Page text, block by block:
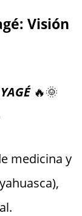
Visión
🔥🌞
medicina y